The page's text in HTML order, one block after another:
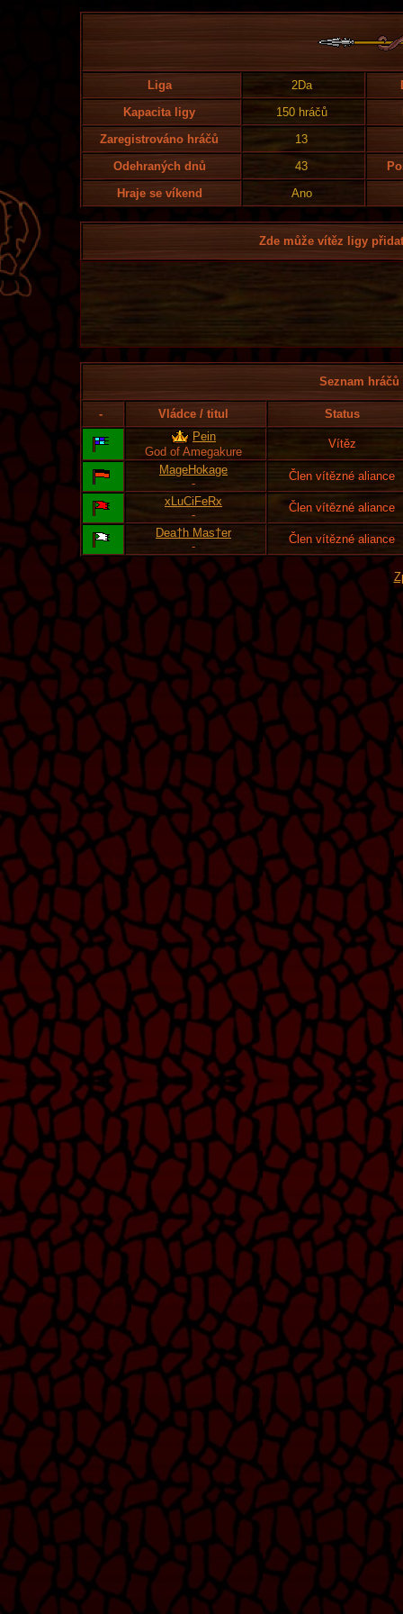
Liga 2Da
Kapacita ligy
150 hráčů
Zaregistrováno hráčů
13
Odehraných dnů
43
Hraje se víkend
Ano
Zde může vítěz ligy
Seznam
- Vládce / titul
Status
Pein
God of Amegakure
Vítěz
MageHokage
-
Člen vítězné aliance
xLuCiFeRx
-
Člen vítězné aliance
Dea†h Mas†er
-
Člen vítězné aliance